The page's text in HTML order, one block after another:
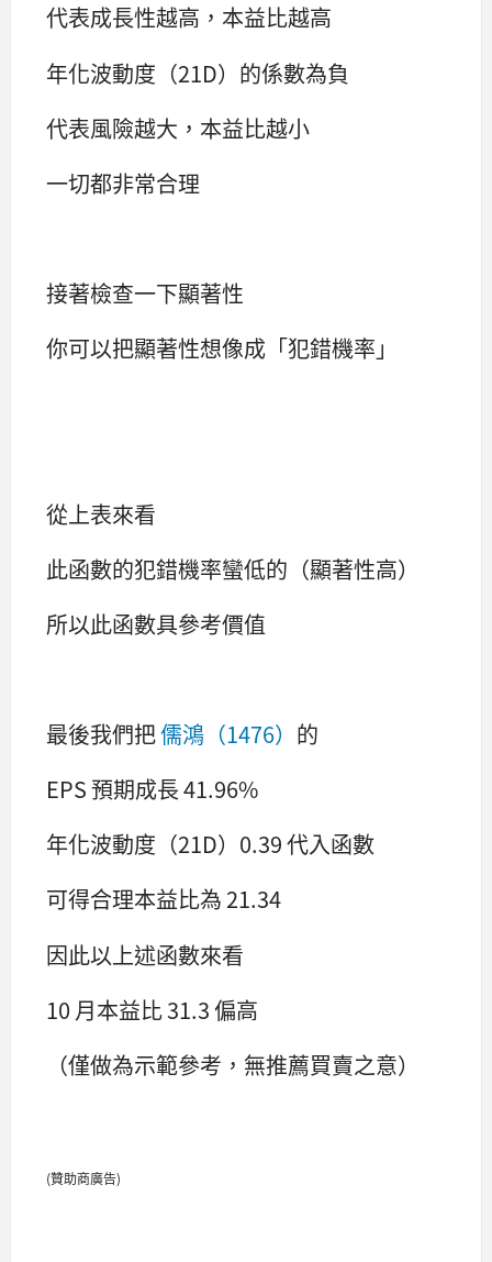
代表成長性越高，本益比越高
年化波動度（21D）的係數為負
代表風險越大，本益比越小
一切都非常合理
接著檢查一下顯著性
你可以把顯著性想像成「犯錯機率」
從上表來看
此函數的犯錯機率蠻低的（顯著性高）
所以此函數具參考價值
最後我們把儒鴻（1476） 的
EPS 預期成長 41.96%
年化波動度（21D）0.39 代入函數
可得合理本益比為 21.34
因此以上述函數來看
10 月本益比 31.3 偏高
（僅做為示範參考，無推薦買賣之意）
(贊助商廣告)